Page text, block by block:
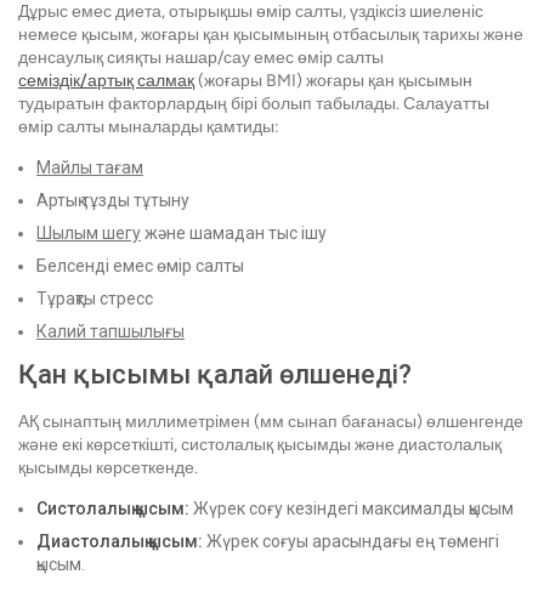
Дұрыс емес диета, отырықшы өмір салты, үздіксіз шиеленіс
немесе қысым, жоғары қан қысымының отбасылық тарихы және
денсаулық сияқты нашар/сау емес өмір салты
семіздік/артық салмақ(жоғары BMI) жоғары қан қысымын
тудыратын факторлардың бірі болып табылады. Салауатты
өмір салты мыналарды қамтиды:
Майлы тағам
Артық тұзды тұтыну
Шылым шегужәне шамадан тыс ішу
Белсенді емес өмір салты
Тұрақты стресс
Калий тапшылығы
Қан қысымы қалай өлшенеді?
АҚ сынаптың миллиметрімен (мм сынап бағанасы) өлшенгенде
және екі көрсеткішті, систолалық қысымды және диастолалық
қысымды көрсеткенде.
Систолалық қысым: Жүрек соғу кезіндегі максималды қысым
Диастолалық қысым: Жүрек соғуы арасындағы ең төменгі
қысым.